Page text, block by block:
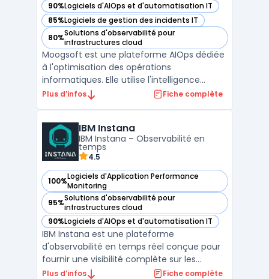
90%Logiciels d'AIOps et d'automatisation IT
— voir Moogsoft dans cette catégorie
85%Logiciels de gestion des incidents IT
— voir Moogsoft dans cette catégorie
80%Solutions d'observabilité pour
infrastructures cloud
— voir Moogsoft dans cette catégorie
Moogsoft est une plateforme AIOps dédiée
à l'optimisation des opérations
informatiques. Elle utilise l'intelligence
artificielle pour analyser en temps réel de
détection proactive des anomalies. Grâce à
ses capacités d'analys ...
Plus d’infos Fiche complète
IBM Instana
IBM Instana – Observabilité en
temps
4.5
100%Logiciels d'Application Performance
Monitoring
— voir IBM Instana dans cette catégorie
95%Solutions d'observabilité pour
infrastructures cloud
— voir IBM Instana dans cette catégorie
90%Logiciels d'AIOps et d'automatisation IT
— voir IBM Instana dans cette catégorie
IBM Instana est une plateforme
d'observabilité en temps réel conçue pour
fournir une visibilité complète sur les
performances des applications et des
Plus d’infos Fiche complète